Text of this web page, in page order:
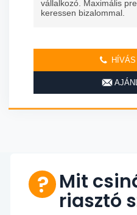
vállalkozó. Maximális
keressen bizalommal.
Mit
riasztó